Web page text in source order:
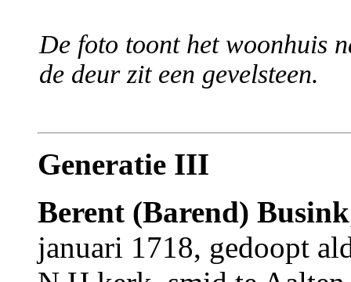
De foto toont het woonhuis
de deur zit een gevelsteen.
Generatie III
Berent (Barend) Busink
januari 1718, gedoopt